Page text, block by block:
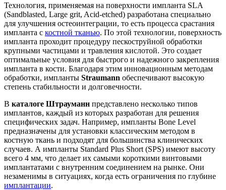
Технология, применяемая на поверхности импланта SLA
(Sandblasted, Large grit, Acid-etched) разработана специально
для улучшения остеоинтеграции, то есть процесса срастания
импланта с костной тканью. По этой технологии, поверхность
импланта проходит процедуру пескоструйной обработки
крупными частицами и травления кислотой. Это создает
оптимальные условия для быстрого и надежного закрепления
импланта в кости. Благодаря этим инновационным методам
обработки, импланты Straumann обеспечивают высокую
степень стабильности и долговечности.
В каталоге Штрауманн представлено несколько типов
имплантов, каждый из которых разработан для решения
специфических задач. Например, импланты Bone Level
предназначены для установки классическим методом в
костную ткань и подходят для большинства клинических
случаев. А импланты Standard Plus Short (SPS) имеют высоту
всего 4 мм, что делает их самыми короткими винтовыми
имплантатами с внутренним соединением на рынке. Они
незаменимы в ситуациях, когда есть ограничения по глубине
имплантации.